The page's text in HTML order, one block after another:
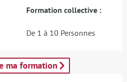
Formation collective :
De 1 à 10 Personnes
ma formation